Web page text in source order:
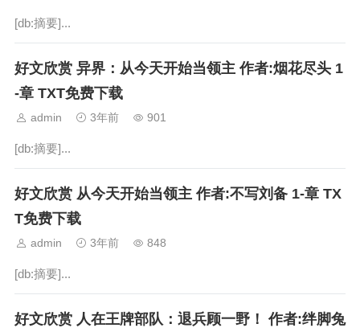
[db:摘要]...
好文欣赏 异界：从今天开始当领主 作者:烟花尽头 1
-章 TXT免费下载
admin 3年前 901
[db:摘要]...
好文欣赏 从今天开始当领主 作者:不写刘备 1-章 TX
T免费下载
admin 3年前 848
[db:摘要]...
好文欣赏 人在王牌部队：退兵顾一野！ 作者:绊脚兔